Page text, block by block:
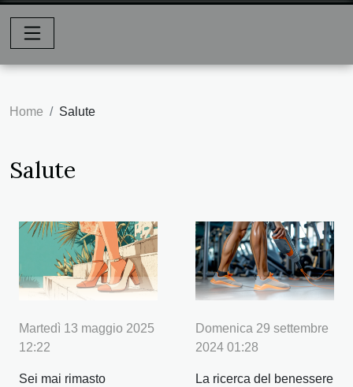
Home Salute
Salute
Martedì 13 maggio 2025
12:22
Sei mai rimasto
Domenica 29 settembre
2024 01:28
La ricerca del benessere